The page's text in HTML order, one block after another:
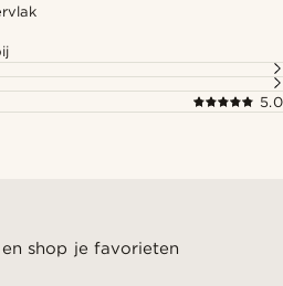
5.0
shop je favorieten